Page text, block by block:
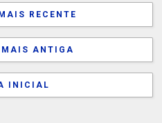
RECENTE
MAIS ANTIGA
INICIAL